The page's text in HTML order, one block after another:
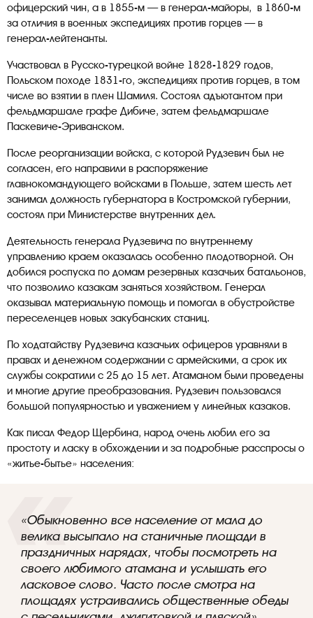
офицерский чин, а в 1855-м — в генерал-майоры, в 1860-м
за отличия в военных экспедициях против горцев — в
генерал-лейтенанты.
Участвовал в Русско-турецкой войне 1828-1829 годов,
Польском походе 1831-го, экспедициях против горцев, в том
числе во взятии в плен Шамиля. Состоял адъютантом при
фельдмаршале графе Дибиче, затем фельдмаршале
Паскевиче-Эриванском.
После реорганизации войска, с которой Рудзевич был не
согласен, его направили в распоряжение
главнокомандующего войсками в Польше, затем шесть лет
занимал должность губернатора в Костромской губернии,
состоял при Министерстве внутренних дел.
Деятельность генерала Рудзевича по внутреннему
управлению краем оказалась особенно плодотворной. Он
добился роспуска по домам резервных казачьих батальонов,
что позволило казакам заняться хозяйством. Генерал
оказывал материальную помощь и помогал в обустройстве
переселенцев новых закубанских станиц.
По ходатайству Рудзевича казачьих офицеров уравняли в
правах и денежном содержании с армейскими, а срок их
службы сократили с 25 до 15 лет. Атаманом были проведены
и многие другие преобразования. Рудзевич пользовался
большой популярностью и уважением у линейных казаков.
Как писал Федор Щербина, народ очень любил его за
простоту и ласку в обхождении и за подробные расспросы о
«житье-бытье» населения:
«Обыкновенно все население от мала до
велика высыпало на станичные площади в
праздничных нарядах, чтобы посмотреть на
своего любимого атамана и услышать его
ласковое слово. Часто после смотра на
площадях устраивались общественные обеды